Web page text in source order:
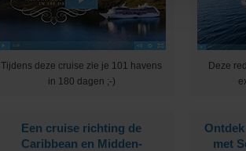
Tijdens deze cruise zie je 101 havens
in 180 dagen ;-)
Deze
Een cruise richting de
Caribbean en Midden-
met